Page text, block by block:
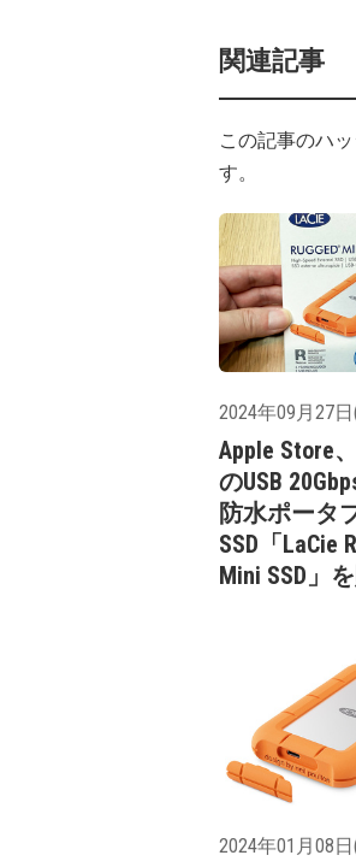
関連記事
この記事のハ
す。
2024年09月27
Apple Store
のUSB
防水ポータ
SSD「LaCie
Mini SSD」
2024年01月08